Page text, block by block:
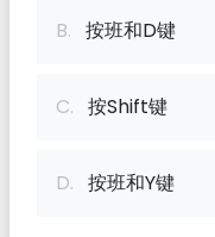
B. 按班和D键
C. 按Shift键
D. 按班和Y键